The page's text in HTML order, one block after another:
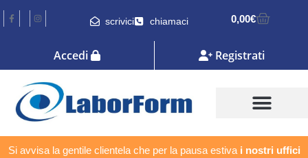
scrivici chiamaci 0,00€
Accedi Registrati
Si avvisa la gentile clientela che per la pausa estiva i nostri uffici